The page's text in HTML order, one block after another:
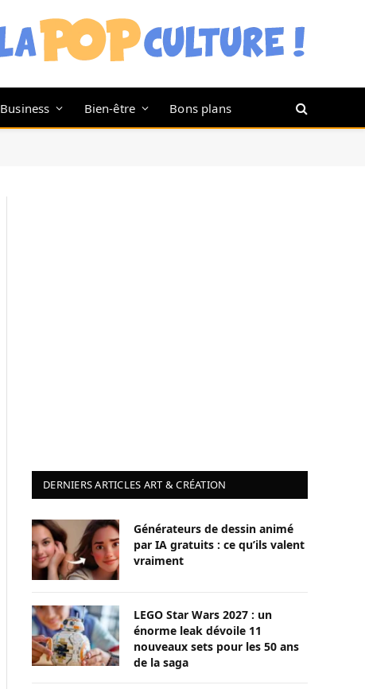
Business Bien-être Bons plans
DERNIERS ARTICLES ART & CRÉATION
Générateurs de dessin animé
par IA gratuits : ce qu’ils valent
vraiment
LEGO Star Wars 2027 : un
énorme leak dévoile 11
nouveaux sets pour les 50 ans
de la saga